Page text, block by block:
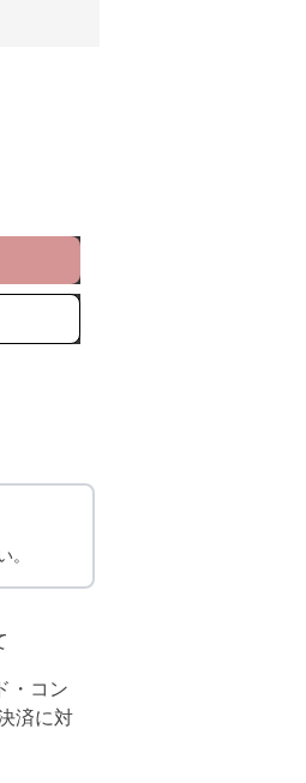
。
・コン
済に対